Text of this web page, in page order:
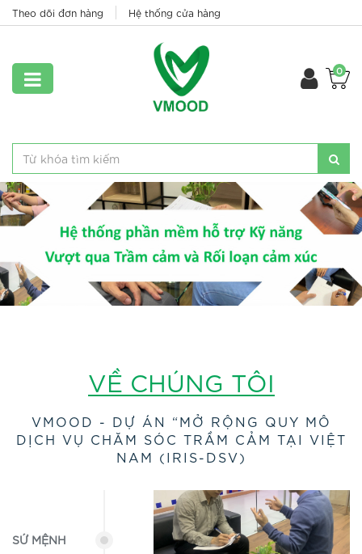
Theo dõi đơn hàng Hệ thống cửa hàng
0
VỀ CHÚNG TÔI
VMOOD - DỰ ÁN “MỞ RỘNG QUY MÔ
DỊCH VỤ CHĂM SÓC TRẦM CẢM TẠI VIỆT
NAM (IRIS-DSV)
SỨ MỆNH